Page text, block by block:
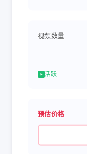
视频数量
活跃
预估价格